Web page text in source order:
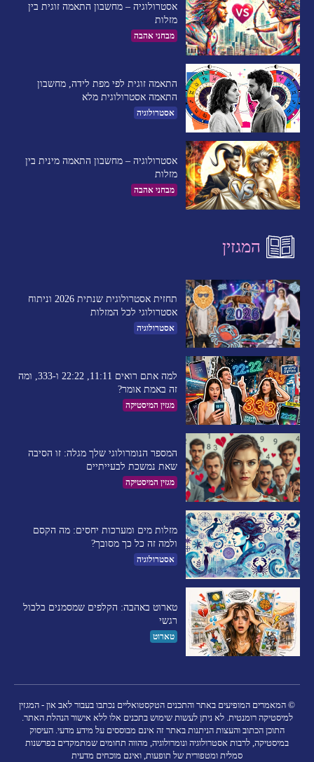
אסטרולוגיה – מחשבון התאמה זוגית בין
מזלות
מבחני אהבה
התאמה זוגית לפי מפת לידה, מחשבון
התאמה אסטרולוגית מלא
אסטרולוגיה
אסטרולוגיה – מחשבון התאמה מינית בין
מזלות
מבחני אהבה
המגזין
תחזית אסטרולוגית שנתית 2026 וניתוח
אסטרולוגי לכל המזלות
אסטרולוגיה
למה אתם רואים 11:11, 22:22 ו-333, ומה
זה באמת אומר?
מגזין המיסטיקה
המספר הנומרולוגי שלך מגלה: זו הסיבה
שאת נמשכת לבעייתיים​
מגזין המיסטיקה
מזלות מים ומערכות יחסים: מה הקסם
ולמה זה כל כך מסובך?
אסטרולוגיה
טארוט באהבה: הקלפים שמסמנים בלבול
רגשי
טארוט
© המאמרים המופיעים באתר והתכנים הטקסטואליים נכתבו בעבור לאב און - המגזין
למיסטיקה רומנטית. לא ניתן לעשות שימוש בתכנים אלו ללא אישור הנהלת האתר.
התוכן הכתוב והעצות הניתנות באתר זה אינם מבוססים על מידע מדעי. העיסוק
במיסטיקה, לרבות אסטרולוגיה ונומרולוגיה, מהווה תחומים שמתמקדים בפרשנות
סמלית ומטפורית של תופעות, ואינם מוכחים מדעית